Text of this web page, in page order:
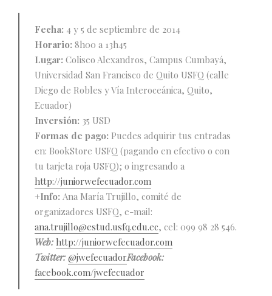
Fecha: 4 y 5 de septiembre de 2014
Horario: 8h00 a 13h45
Lugar: Coliseo Alexandros, Campus Cumbayá,
Universidad San Francisco de Quito USFQ (calle
Diego de Robles y Vía Interoceánica, Quito,
Ecuador)
Inversión: 35 USD
Formas de pago: Puedes adquirir tus entradas
en: BookStore USFQ (pagando en efectivo o con
tu tarjeta roja USFQ); o ingresando a
http://juniorwefecuador.com
+Info: Ana María Trujillo, comité de
organizadores USFQ, e-mail:
ana.trujillo@estud.usfq.edu.ec, cel: 099 98 28 546.
Web: http://juniorwefecuador.com
Twitter: @jwefecuadorFacebook:
facebook.com/jwefecuador